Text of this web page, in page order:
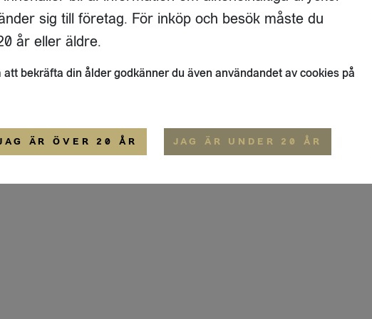
17 A
STOCKHOLM
FLAIVY
OM OSS
ALLMÄNNA VILLKOR
sig till företag. För inköp och besök måste du
år eller äldre.
att bekräfta din ålder godkänner du även användandet av cookies på
ÄR ÖVER 20 ÅR JAG ÄR UNDER 20 ÅR